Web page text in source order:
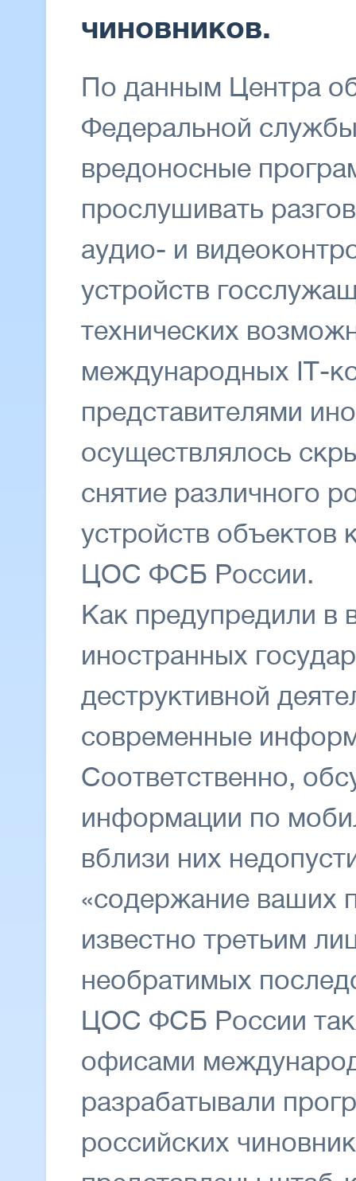
чиновников.
По данным Центра
Федеральной
вредоносные
прослушивать
аудио- и
устройств
технических
международных IT-
представителями
осуществлялось
снятие различного
устройств объектов
ЦОС ФСБ России.
Как предупредили в
иностранных
деструктивной
современные
Соответственно,
информации по
вблизи них
«содержание ваших
известно третьим
необратимых
ЦОС ФСБ России
офисами
разрабатывали
российских